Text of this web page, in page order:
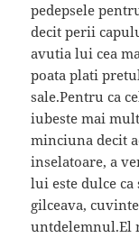
pedepsele
decit perii
avutia lui cea
poata plati
sale.Pentru ca
iubeste mai
minciuna decit
inselatoare, a
lui este dulce
gilceava,
untdelemnul.El